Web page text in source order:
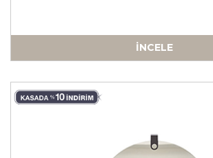
İNCELE
a